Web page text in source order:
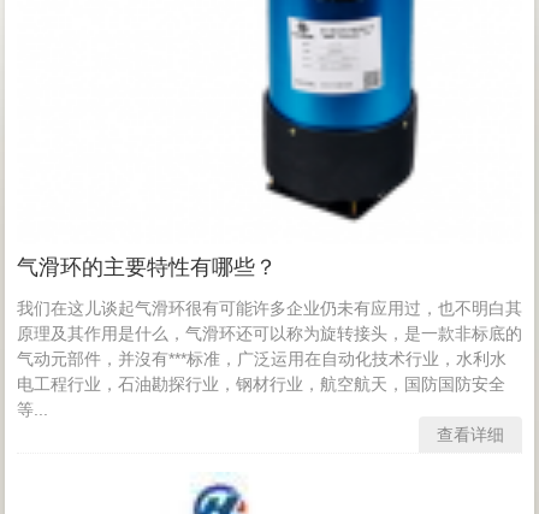
气滑环的主要特性有哪些？
我们在这儿谈起气滑环很有可能许多企业仍未有应用过，也不明白其
原理及其作用是什么，气滑环还可以称为旋转接头，是一款非标底的
气动元部件，并沒有***标准，广泛运用在自动化技术行业，水利水
电工程行业，石油勘探行业，钢材行业，航空航天，国防国防安全
等...
查看详细